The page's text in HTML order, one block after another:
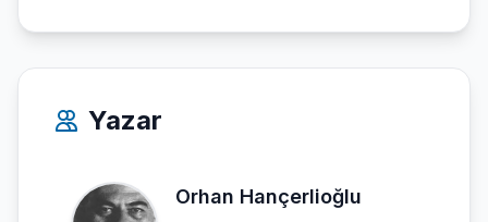
Yazar
Orhan Hançerlioğlu